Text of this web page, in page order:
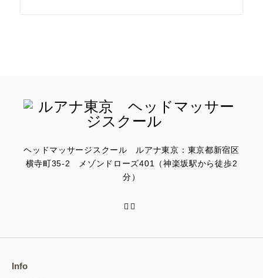
ヘッドマッサージスクール ルアナ東京：東京都新宿区
横寺町35-2 メゾンドローズ401（神楽坂駅から徒歩2
分）
Info